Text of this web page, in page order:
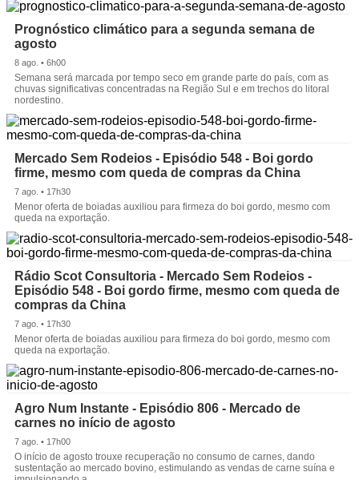
Prognóstico climático para a segunda semana de
agosto
8 ago. • 6h00
Semana será marcada por tempo seco em grande parte do país, com as
chuvas significativas concentradas na Região Sul e em trechos do litoral
nordestino.
Mercado Sem Rodeios - Episódio 548 - Boi gordo
firme, mesmo com queda de compras da China
7 ago. • 17h30
Menor oferta de boiadas auxiliou para firmeza do boi gordo, mesmo com
queda na exportação.
Rádio Scot Consultoria - Mercado Sem Rodeios -
Episódio 548 - Boi gordo firme, mesmo com queda de
compras da China
7 ago. • 17h30
Menor oferta de boiadas auxiliou para firmeza do boi gordo, mesmo com
queda na exportação.
Agro Num Instante - Episódio 806 - Mercado de
carnes no início de agosto
7 ago. • 17h00
O início de agosto trouxe recuperação no consumo de carnes, dando
sustentação ao mercado bovino, estimulando as vendas de carne suína e